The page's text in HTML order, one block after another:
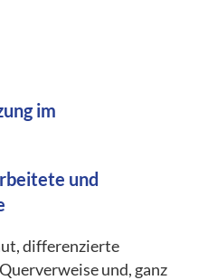
im
und
differenzierte
und, ganz